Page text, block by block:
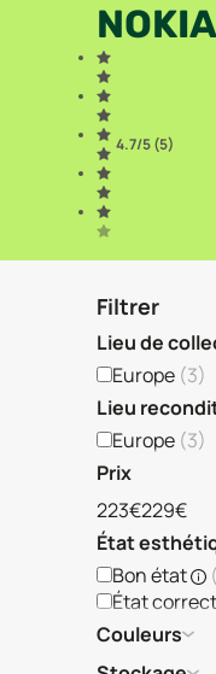
4.7/5 (5)
Filtrer
Lieu de
Europe (3)
Lieu
Europe (3)
Prix
223€229€
État
Bon état
(
État correct
Couleurs